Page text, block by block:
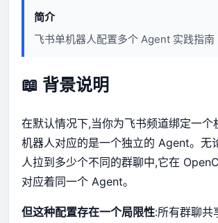
简介
飞书单机器人配置多个 Agent 实践指南
📖 背景说明
在默认情况下,当你为飞书频道绑定一个
机器人对应的是一个独立的 Agent。无
人拉到多少个不同的群聊中,它在
对应着同一个 Agent。
但这种配置存在一个局限性:所有群聊共